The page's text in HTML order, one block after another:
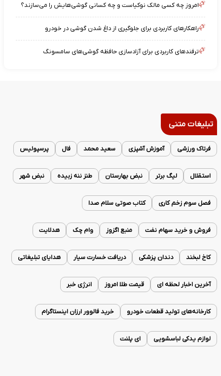
امروز چه کسی مالک نوکیاست و چه کسانی گوشی‌هایش را می‌سازند؟
راهکارهای کاربردی برای جلوگیری از داغ شدن گوشی در خودرو
ترفندهای کاربردی برای آزادسازی حافظه گوشی‌های سامسونگ
تبلیغات متنی
فرتاک ورزشی آموزش آشپزی سعید محمد فال پرسپولیس
استقلال لیگ برتر نبض بهارستان طنز ننه زبیده نبض شهر
فصل سوم زخم کاری کتاب صوتی سلام صدا
فروش و خرید سهام نفت منبع اگزوز وام چک هدلایت
کاخ لبخند دندان پزشکی دریافت خسارت سیار هدایای تبلیغاتی
آخرین اخبار لحظه ای قیمت طلا امروز انرژی خبر
کارخانه‌های تولید قطعات خودرو خرید فالوور ارزان اینستاگرام
لوازم یدکی لباسشویی ای پلنت